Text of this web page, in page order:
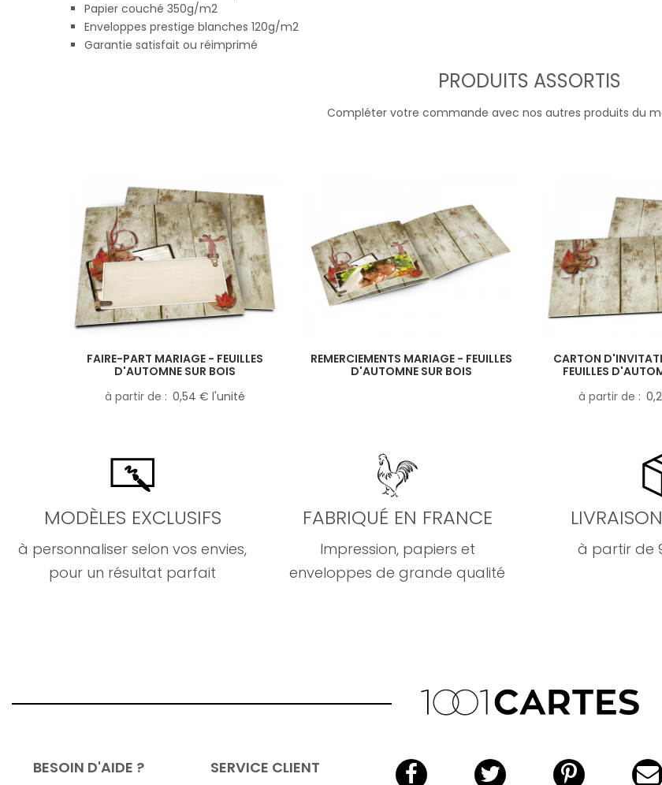
Papier couché 350g/m2
Enveloppes prestige blanches 120g/m2
Garantie satisfait ou réimprimé
PRODUITS ASSORTIS
Compléter votre commande avec nos autres produits du
FAIRE-PART MARIAGE - FEUILLES
D'AUTOMNE SUR BOIS
à partir de
0,54 € l'unité
REMERCIEMENTS MARIAGE - FEUILLES
D'AUTOMNE SUR BOIS
CARTON
FEUILLES
à partir de
MODÈLES EXCLUSIFS
à personnaliser selon vos envies,
pour un résultat parfait
FABRIQUÉ EN FRANCE
Impression, papiers et
enveloppes de grande qualité
à partir de
BESOIN D'AIDE ? SERVICE CLIENT